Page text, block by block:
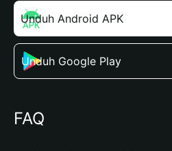
Unduh Android APK
Unduh Google Play
FAQ